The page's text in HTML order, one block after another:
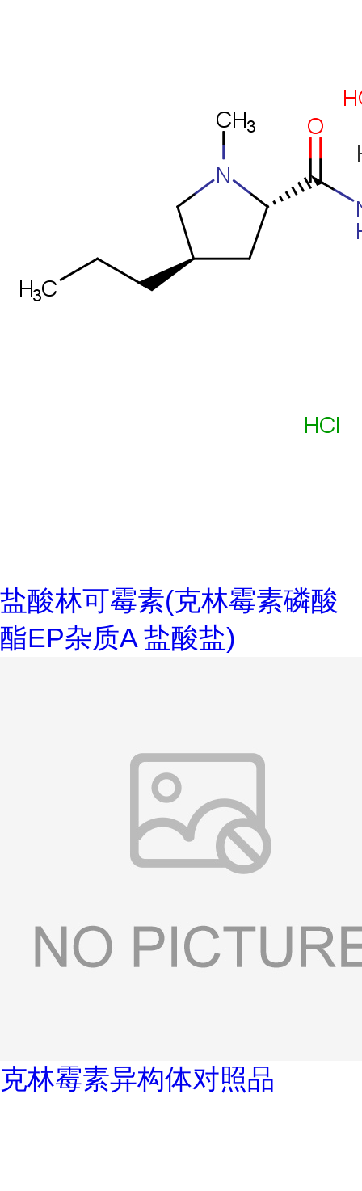
盐酸林可霉素(克林霉素磷酸
酯EP杂质A 盐酸盐)
克林霉素异构体对照品